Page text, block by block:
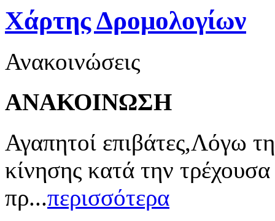
Χάρτης Δρομολογίων
Ανακοινώσεις
ΑΝΑΚΟΙΝΩΣΗ
Αγαπητοί επιβάτες,Λόγω
κίνησης κατά την
πρ...περισσότερα